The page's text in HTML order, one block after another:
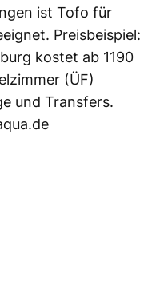
ist Tofo für
Preisbeispiel:
kostet ab 1190
(ÜF)
und Transfers.